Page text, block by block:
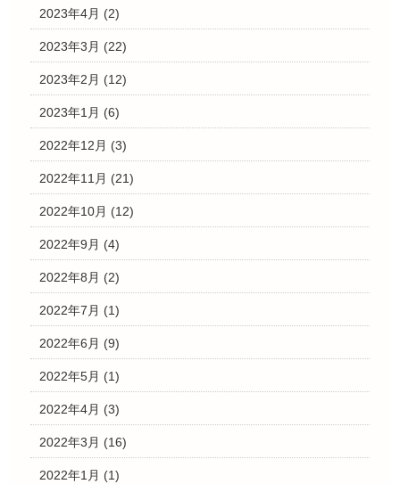
2023年4月 (2)
2023年3月 (22)
2023年2月 (12)
2023年1月 (6)
2022年12月 (3)
2022年11月 (21)
2022年10月 (12)
2022年9月 (4)
2022年8月 (2)
2022年7月 (1)
2022年6月 (9)
2022年5月 (1)
2022年4月 (3)
2022年3月 (16)
2022年1月 (1)